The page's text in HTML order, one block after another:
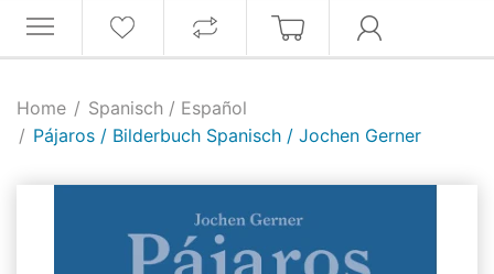
Home
Spanisch / Español
Pájaros / Bilderbuch Spanisch / Jochen Gerner